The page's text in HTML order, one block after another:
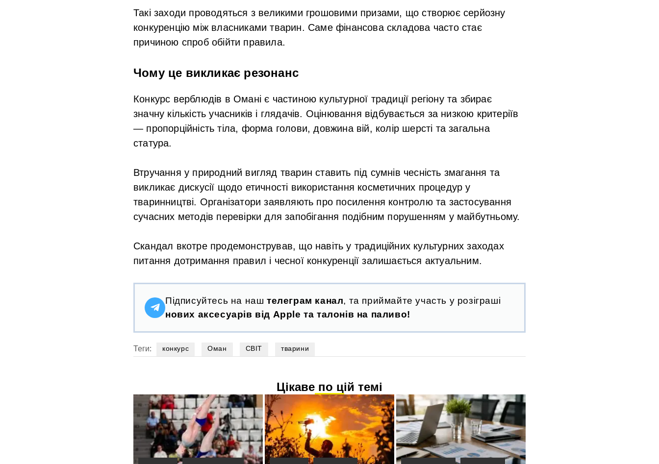
Такі заходи проводяться з великими грошовими призами, що створює серйозну
конкуренцію між власниками тварин. Саме фінансова складова часто стає
причиною спроб обійти правила.
Чому це викликає резонанс
Конкурс верблюдів в Омані є частиною культурної традиції регіону та збирає
значну кількість учасників і глядачів. Оцінювання відбувається за низкою критеріїв
— пропорційність тіла, форма голови, довжина вій, колір шерсті та загальна
статура.
Втручання у природний вигляд тварин ставить під сумнів чесність змагання та
викликає дискусії щодо етичності використання косметичних процедур у
тваринництві. Організатори заявляють про посилення контролю та застосування
сучасних методів перевірки для запобігання подібним порушенням у майбутньому.
Скандал вкотре продемонстрував, що навіть у традиційних культурних заходах
питання дотримання правил і чесної конкуренції залишається актуальним.
Підписуйтесь на наш телеграм канал, та приймайте участь у розіграші
нових аксесуарів від Apple та талонів на паливо!
Теги: конкурс Оман СВІТ тварини
Цікаве по цій темі